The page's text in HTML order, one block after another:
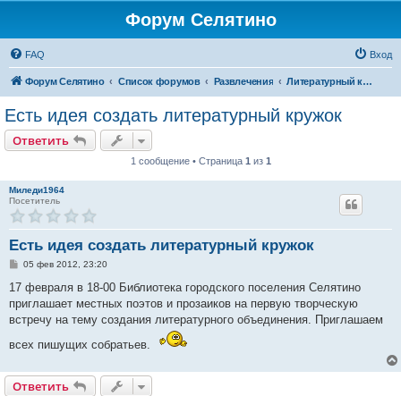
Форум Селятино
FAQ Вход
Форум Селятино Список форумов Развлечения Литературный кружок
Есть идея создать литературный кружок
Ответить
1 сообщение • Страница 1 из 1
Миледи1964
Посетитель
Есть идея создать литературный кружок
С
о
щ
е
е
05 фев 2012, 23:20
17 февраля в 18-00 Библиотека городского поселения Селятино
приглашает местных поэтов и прозаиков на первую творческую
встречу на тему создания литературного объединения. Приглашаем
всех пишущих собратьев.
Ответить